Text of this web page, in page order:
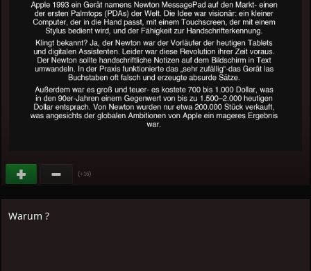
(+16)
Warum ?